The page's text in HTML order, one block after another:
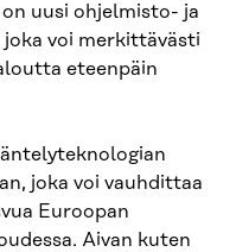
uusi ohjelmisto- ja
voi merkittävästi
eteenpäin
joka voi vauhdittaa
Euroopan
Aivan kuten